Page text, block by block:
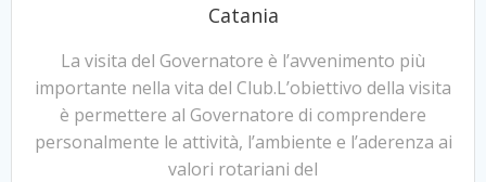
Catania
La visita del Governatore è l’avvenimento più
importante nella vita del Club.L’obiettivo della visita
è permettere al Governatore di comprendere
personalmente le attività, l’ambiente e l’aderenza ai
valori rotariani del